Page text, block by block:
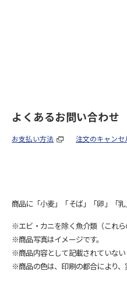
よくあるお問い合わせ
お支払い方法 注文のキャンセ
商品に「小麦」「そば」「卵」「
※エビ・カニを除く魚介類（これ
※商品写真はイメージです。
※商品内容として記載されていない
※商品の色は、印刷の都合により、